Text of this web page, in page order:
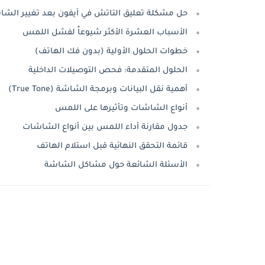
حل مشكلة تعليق التاتش في آيفون بعد تغيير
الأسباب العشرة الأكثر شيوعاً لفشل اللمس
خطوات الحلول الأولية (بدون فك الهاتف)
الحلول المتقدمة: فحص التوصيلات الداخلية
أهمية نقل البيانات وبرمجة الشاشة (True Tone)
أنواع الشاشات وتأثيرها على اللمس
جدول مقارنة أداء اللمس بين أنواع الشاشات
قائمة التحقق النهائية قبل استلام الهاتف
الأسئلة الشائعة حول مشاكل الشاشة